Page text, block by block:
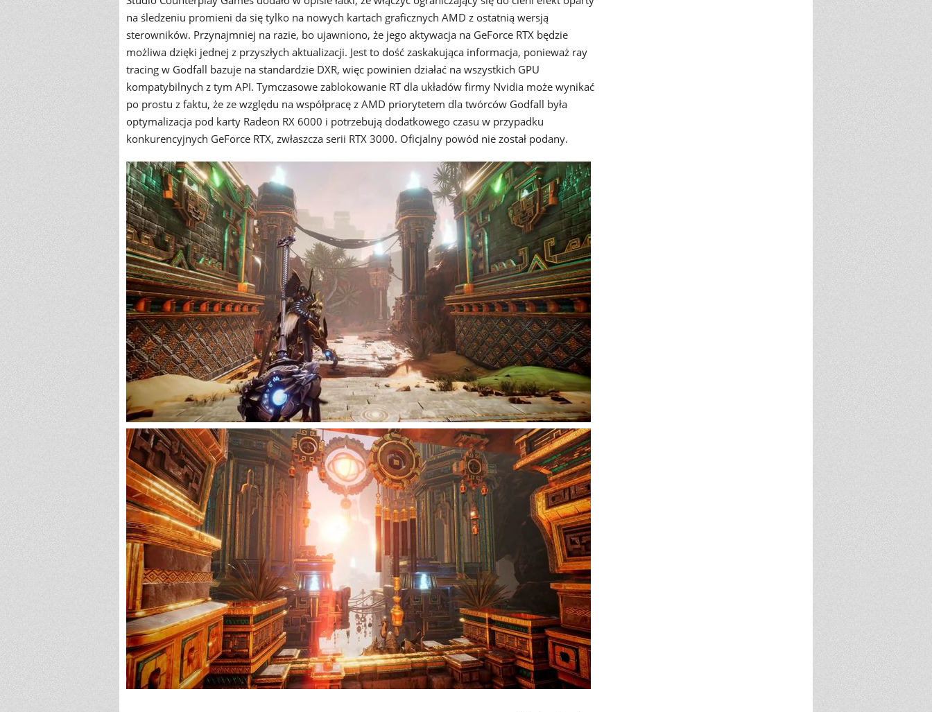
na śledzeniu promieni da się tylko na nowych kartach graficznych AMD z ostatnią wersją
sterowników. Przynajmniej na razie, bo ujawniono, że jego aktywacja na GeForce RTX będzie
możliwa dzięki jednej z przyszłych aktualizacji. Jest to dość zaskakująca informacja, ponieważ ray
tracing w Godfall bazuje na standardzie DXR, więc powinien działać na wszystkich GPU
kompatybilnych z tym API. Tymczasowe zablokowanie RT dla układów firmy Nvidia może wynikać
po prostu z faktu, że ze względu na współpracę z AMD priorytetem dla twórców Godfall była
optymalizacja pod karty Radeon RX 6000 i potrzebują dodatkowego czasu w przypadku
konkurencyjnych GeForce RTX, zwłaszcza serii RTX 3000. Oficjalny powód nie został podany.